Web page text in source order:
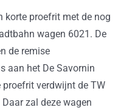
korte proefrit met de nog
wagen 6021. De
de remise
aan het De Savornin
verdwijnt de TW
zal deze wagen